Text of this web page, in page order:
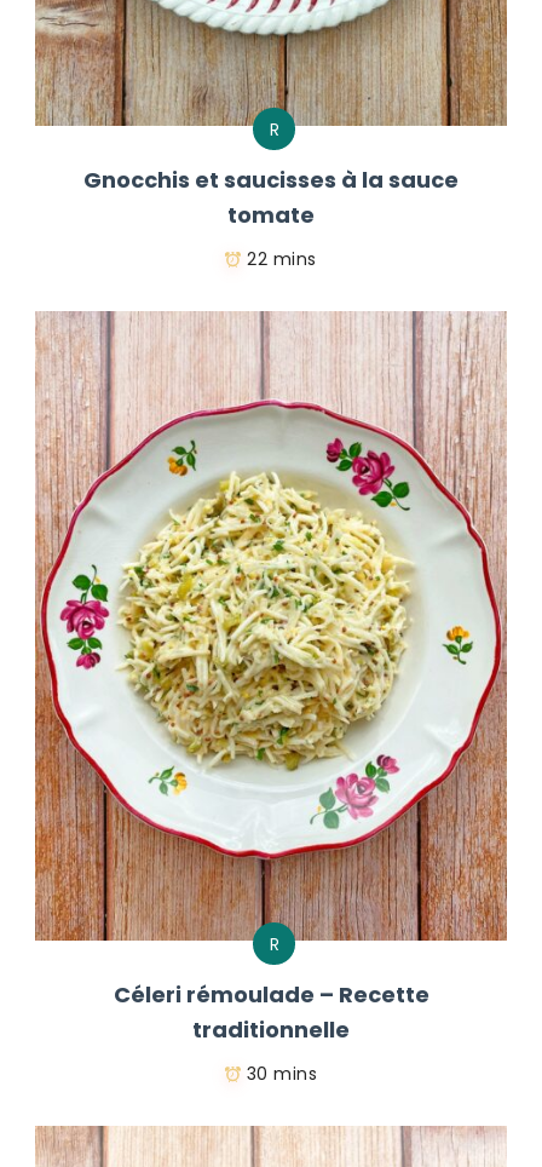
R
Gnocchis et saucisses à la sauce
tomate
22 mins
R
Céleri rémoulade – Recette
traditionnelle
30 mins